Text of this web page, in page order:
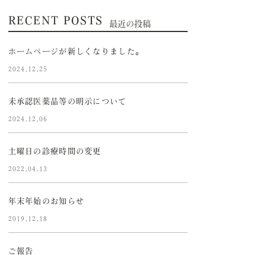
RECENT POSTS 最近の投稿
ホームページが新しくなりました。
2024.12.25
未承認医薬品等の明示について
2024.12.06
土曜日の診療時間の変更
2022.04.13
年末年始のお知らせ
2019.12.18
ご報告